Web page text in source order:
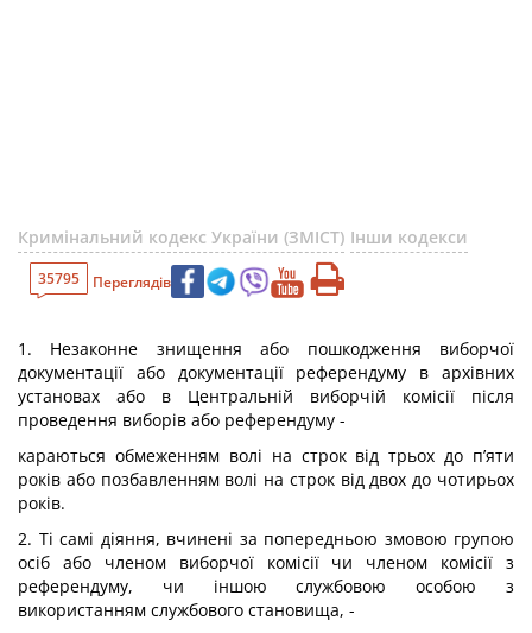
Кримінальний кодекс України (ЗМІСТ) Інши кодекси
35795 Переглядів
1. Незаконне знищення або пошкодження виборчої
документації або документації референдуму в архівних
установах або в Центральній виборчій комісії після
проведення виборів або референдуму -
караються обмеженням волі на строк від трьох до п’яти
років або позбавленням волі на строк від двох до чотирьох
років.
2. Ті самі діяння, вчинені за попередньою змовою групою
осіб або членом виборчої комісії чи членом комісії з
референдуму, чи іншою службовою особою з
використанням службового становища, -